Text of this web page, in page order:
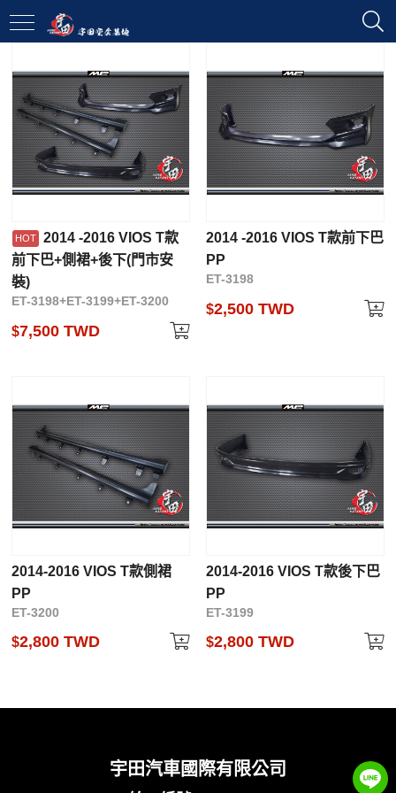
2014 -2016 VIOS T款
前下巴+側裙+後下(門市安
裝)
ET-3198+ET-3199+ET-3200
$7,500 TWD
2014 -2016 VIOS T款前下巴
PP
ET-3198
$2,500 TWD
2014-2016 VIOS T款側裙
PP
ET-3200
$2,800 TWD
2014-2016 VIOS T款後下巴
PP
ET-3199
$2,800 TWD
宇田汽車國際有限公司